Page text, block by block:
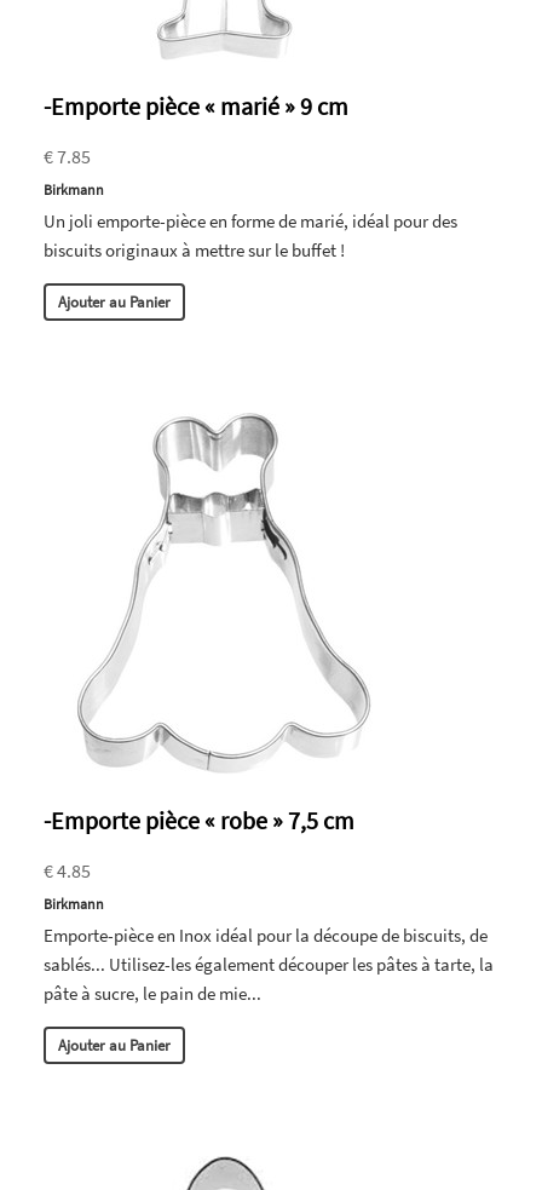
-Emporte pièce « marié » 9 cm
€ 7.85
Birkmann
Un joli emporte-pièce en forme de marié, idéal pour des
biscuits originaux à mettre sur le buffet !
Ajouter au Panier
-Emporte pièce « robe » 7,5 cm
€ 4.85
Birkmann
Emporte-pièce en Inox idéal pour la découpe de biscuits, de
sablés... Utilisez-les également découper les pâtes à tarte, la
pâte à sucre, le pain de mie...
Ajouter au Panier